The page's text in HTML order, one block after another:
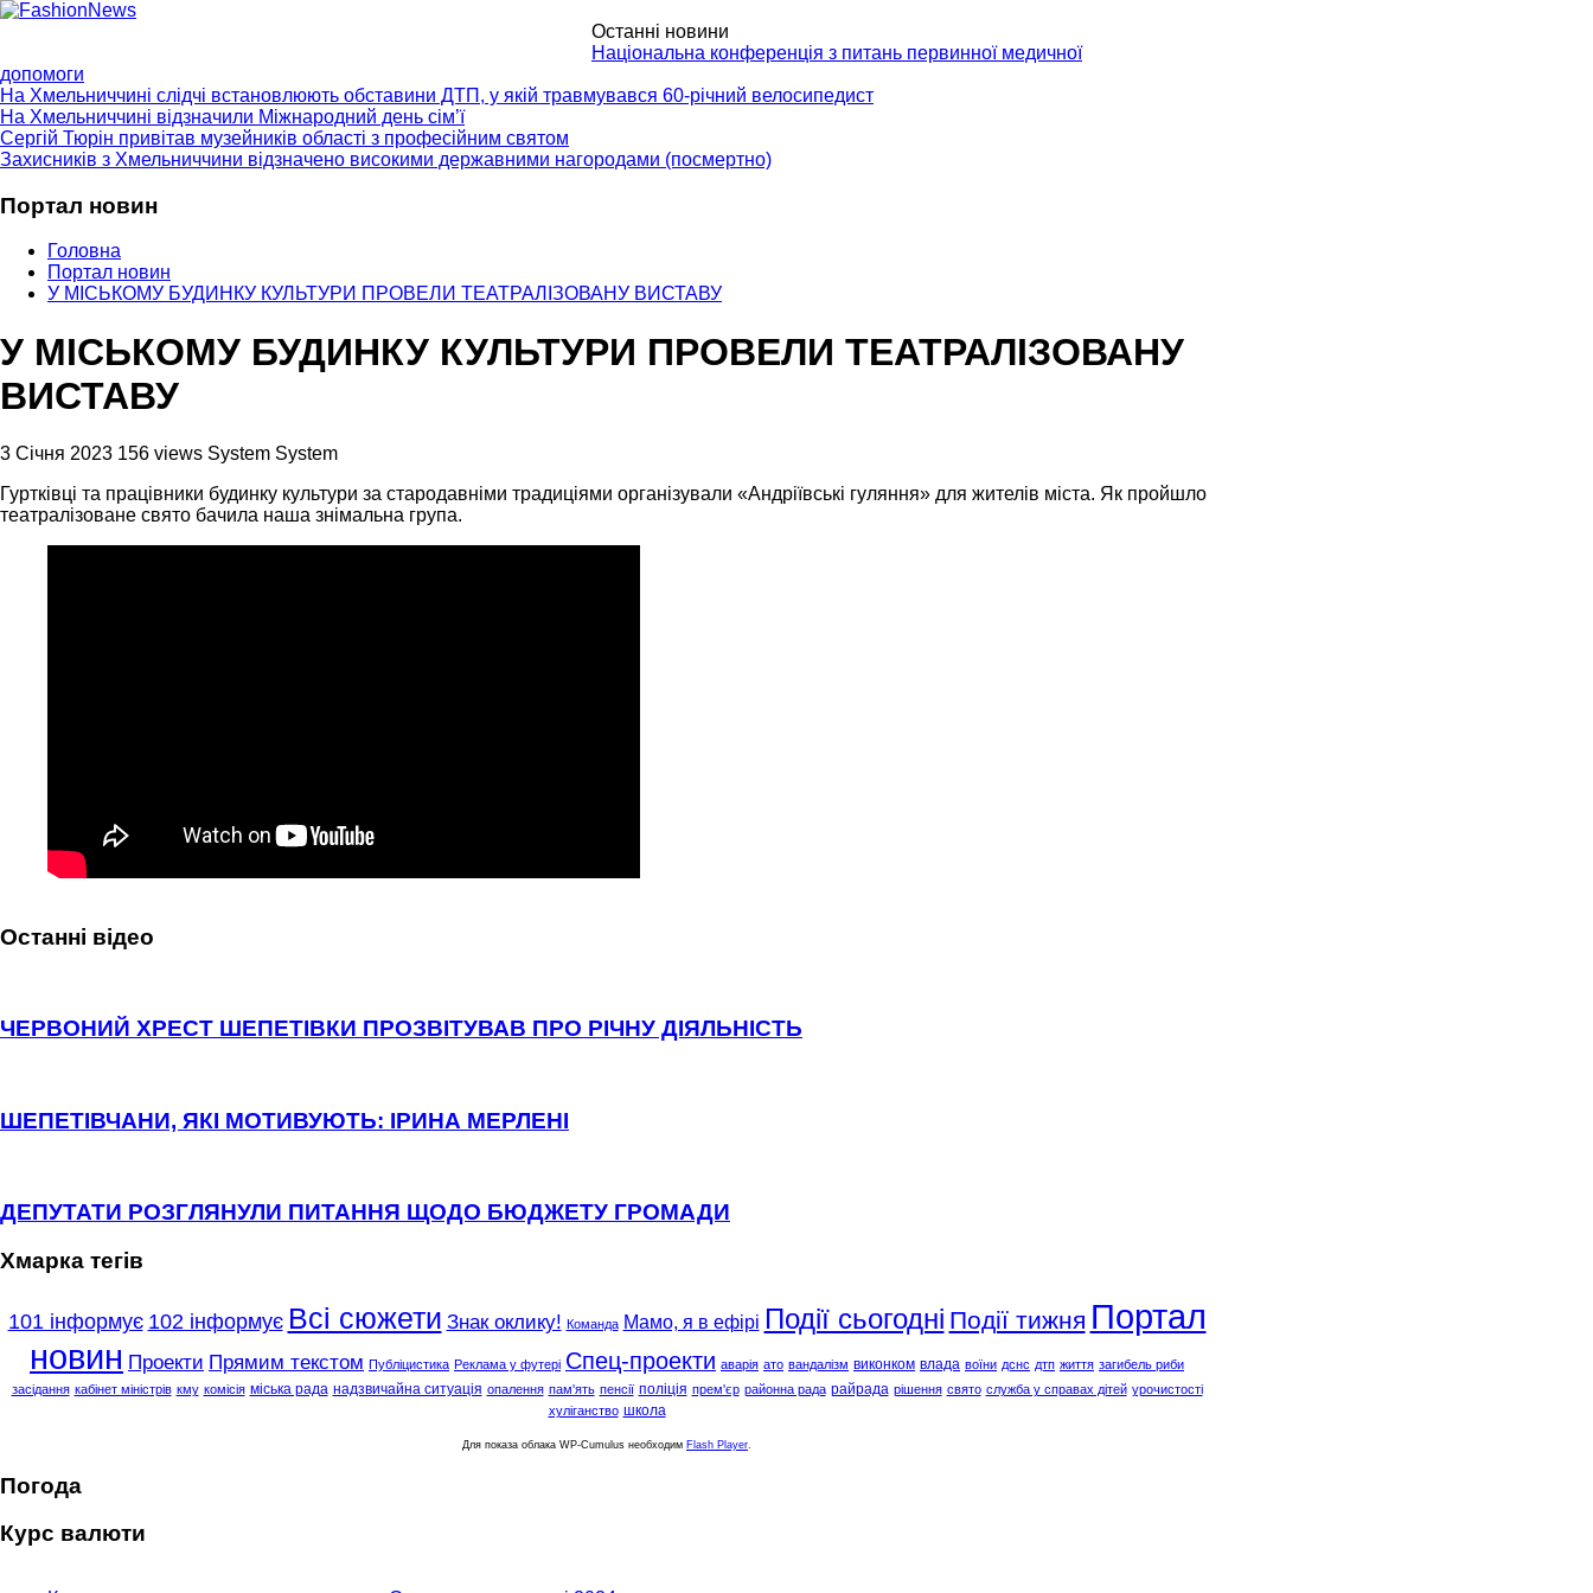
Останні новини
Національна конференція з питань первинної медичної
допомоги
На Хмельниччині слідчі встановлюють обставини ДТП, у якій травмувався 60-річний велосипедист
На Хмельниччині відзначили Міжнародний день сім’ї
Сергій Тюрін привітав музейників області з професійним святом
Захисників з Хмельниччини відзначено високими державними нагородами (посмертно)
Портал новин
Головна
Портал новин
У МІСЬКОМУ БУДИНКУ КУЛЬТУРИ ПРОВЕЛИ ТЕАТРАЛІЗОВАНУ ВИСТАВУ
У МІСЬКОМУ БУДИНКУ КУЛЬТУРИ ПРОВЕЛИ ТЕАТРАЛІЗОВАНУ
ВИСТАВУ
3 Січня 2023 156 views System System
Гуртківці та працівники будинку культури за стародавніми традиціями організували «Андріївські гуляння» для жителів міста. Як пройшло
театралізоване свято бачила наша знімальна група.
Останні відео
ЧЕРВОНИЙ ХРЕСТ ШЕПЕТІВКИ ПРОЗВІТУВАВ ПРО РІЧНУ ДІЯЛЬНІСТЬ
ШЕПЕТІВЧАНИ, ЯКІ МОТИВУЮТЬ: ІРИНА МЕРЛЕНІ
ДЕПУТАТИ РОЗГЛЯНУЛИ ПИТАННЯ ЩОДО БЮДЖЕТУ ГРОМАДИ
Хмарка тегів
101 інформує 102 інформує Всі сюжети Знак оклику! Команда Мамо, я в ефірі Події сьогодні Події тижня Портал
новин Проекти Прямим текстом Публіцистика Реклама у футері Спец-проекти аварія ато вандалізм виконком влада воїни дснс дтп життя загибель риби
засідання кабінет міністрів кму комісія міська рада надзвичайна ситуація опалення пам'ять пенсії поліція прем'єр районна рада райрада рішення свято служба у справах дітей урочистості
хуліганство школа
Для показа облака WP-Cumulus необходим Flash Player
Погода
Курс валюти